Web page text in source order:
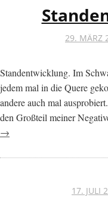
29. MÄRZ
Standentwicklung. Im
jedem mal in die Quere
andere auch mal
den Großteil meiner
→
17. JULI